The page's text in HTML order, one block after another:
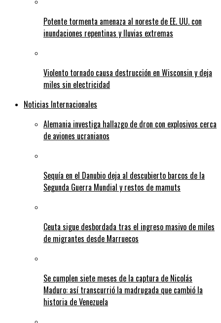
Potente tormenta amenaza al noreste de EE. UU. con
inundaciones repentinas y lluvias extremas
Violento tornado causa destrucción en Wisconsin y deja
miles sin electricidad
Noticias Internacionales
Alemania investiga hallazgo de dron con explosivos cerca
de aviones ucranianos
Sequía en el Danubio deja al descubierto barcos de la
Segunda Guerra Mundial y restos de mamuts
Ceuta sigue desbordada tras el ingreso masivo de miles
de migrantes desde Marruecos
Se cumplen siete meses de la captura de Nicolás
Maduro: así transcurrió la madrugada que cambió la
historia de Venezuela